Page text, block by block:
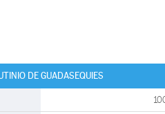
DE GUADASEQUIES